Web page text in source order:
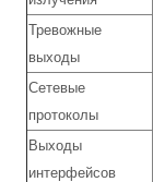
Тревожные
выходы
Сетевые
протоколы
Выходы
интерфейсов